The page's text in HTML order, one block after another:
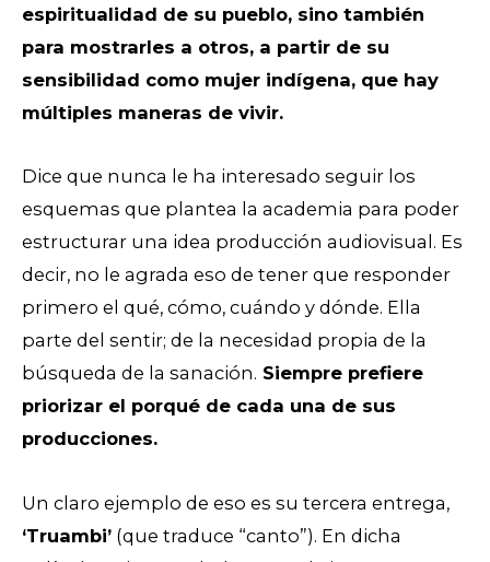
espiritualidad de su pueblo, sino también
para mostrarles a otros, a partir de su
sensibilidad como mujer indígena, que hay
múltiples maneras de vivir.
Dice que nunca le ha interesado seguir los
esquemas que plantea la academia para poder
estructurar una idea producción audiovisual. Es
decir, no le agrada eso de tener que responder
primero el qué, cómo, cuándo y dónde. Ella
parte del sentir; de la necesidad propia de la
búsqueda de la sanación. Siempre prefiere
priorizar el porqué de cada una de sus
producciones.
Un claro ejemplo de eso es su tercera entrega,
‘Truambi’ (que traduce “canto”). En dicha